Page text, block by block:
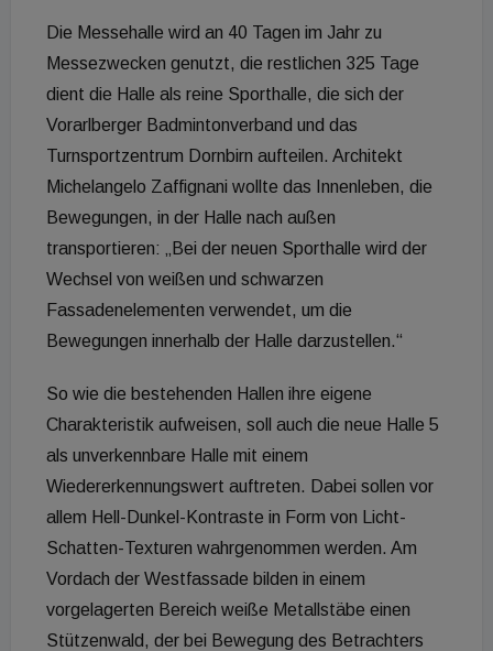
Die Messehalle wird an 40 Tagen im Jahr zu
Messezwecken genutzt, die restlichen 325 Tage
dient die Halle als reine Sporthalle, die sich der
Vorarlberger Badmintonverband und das
Turnsportzentrum Dornbirn aufteilen. Architekt
Michelangelo Zaffignani wollte das Innenleben, die
Bewegungen, in der Halle nach außen
transportieren: „Bei der neuen Sporthalle wird der
Wechsel von weißen und schwarzen
Fassadenelementen verwendet, um die
Bewegungen innerhalb der Halle darzustellen.“
So wie die bestehenden Hallen ihre eigene
Charakteristik aufweisen, soll auch die neue Halle 5
als unverkennbare Halle mit einem
Wiedererkennungswert auftreten. Dabei sollen vor
allem Hell-Dunkel-Kontraste in Form von Licht-
Schatten-Texturen wahrgenommen werden. Am
Vordach der Westfassade bilden in einem
vorgelagerten Bereich weiße Metallstäbe einen
Stützenwald, der bei Bewegung des Betrachters